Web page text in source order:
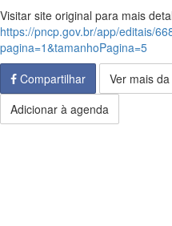
Visitar site original para mais
https://pncp.gov.br/app/editais/
pagina=1&tamanhoPagina=5
Compartilhar
Ver mais
Adicionar à agenda